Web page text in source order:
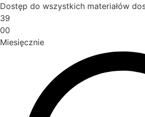
Dostęp do wszystkich materiałów
39
00
Miesięcznie